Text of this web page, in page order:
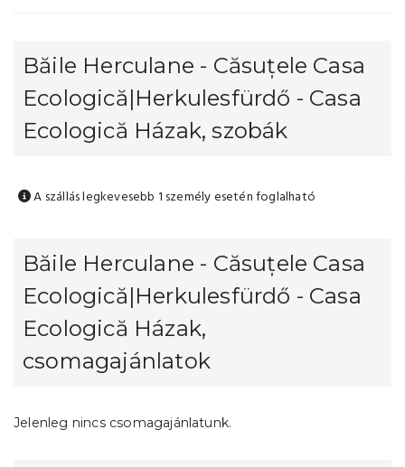
Băile Herculane - Căsuțele Casa
Ecologică|Herkulesfürdő - Casa
Ecologică Házak, szobák
A szállás legkevesebb 1 személy esetén foglalható
Băile Herculane - Căsuțele Casa
Ecologică|Herkulesfürdő - Casa
Ecologică Házak,
csomagajánlatok
Jelenleg nincs csomagajánlatunk.